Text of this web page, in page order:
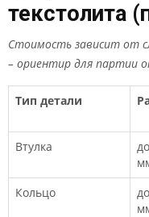
текстолита
Стоимость зависит от
– ориентир для партии
Тип детали
Втулка
Кольцо